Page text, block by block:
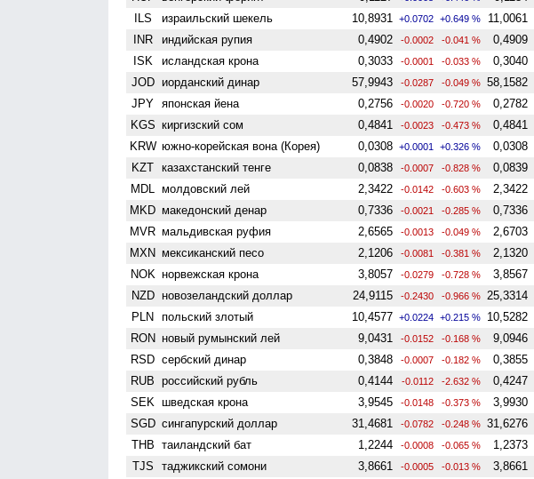
ILS израильский шекель 10,8931 +0.0702 +0.649 % 11,0061
INR индийская рупия 0,4902 -0.0002 -0.041 % 0,4909
ISK исландская крона 0,3033 -0.0001 -0.033 % 0,3040
JOD иорданский динар 57,9943 -0.0287 -0.049 % 58,1582
JPY японская йена 0,2756 -0.0020 -0.720 % 0,2782
KGS киргизский сом 0,4841 -0.0023 -0.473 % 0,4841
KRW южно-корейская вона (Корея) 0,0308 +0.0001 +0.326 % 0,0308
KZT казахстанский тенге 0,0838 -0.0007 -0.828 % 0,0839
MDL молдовский лей 2,3422 -0.0142 -0.603 % 2,3422
MKD македонский денар 0,7336 -0.0021 -0.285 % 0,7336
MVR мальдивская руфия 2,6565 -0.0013 -0.049 % 2,6703
MXN мексиканский песо 2,1206 -0.0081 -0.381 % 2,1320
NOK норвежская крона 3,8057 -0.0279 -0.728 % 3,8567
NZD ново­зеландский доллар 24,9115 -0.2430 -0.966 % 25,3314
PLN польский злотый 10,4577 +0.0224 +0.215 % 10,5282
RON новый румынский лей 9,0431 -0.0152 -0.168 % 9,0946
RSD сербский динар 0,3848 -0.0007 -0.182 % 0,3855
RUB российский рубль 0,4144 -0.0112 -2.632 % 0,4247
SEK шведская крона 3,9545 -0.0148 -0.373 % 3,9930
SGD сингапурский доллар 31,4681 -0.0782 -0.248 % 31,6276
THB таиландский бат 1,2244 -0.0008 -0.065 % 1,2373
TJS таджикский сомони 3,8661 -0.0005 -0.013 % 3,8661